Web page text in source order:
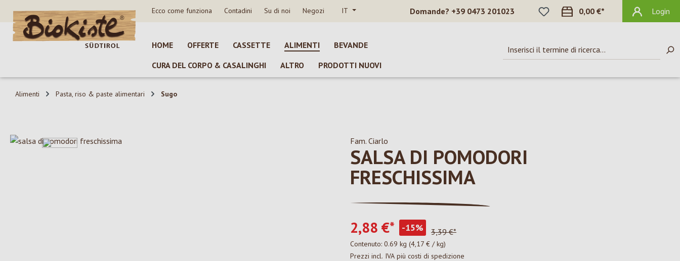
al contenuto principale
Salta alla ricerca
Passa alla navigazione principale Ecco come funziona Contadini Su di noi Negozi IT Domande? +39 0473 201023
HAI 0 ARTICOLI NELLA LISTA DEI
0,00 €* Login
HOME OFFERTE CASSETTE ALIMENTI
BEVANDE
CURA DEL CORPO & CASALINGHI
ALTRO PRODOTTI NUOVI
Alimenti Pasta, riso & paste alimentari Sugo
Salta la galleria di immagini Fam. Ciarlo
SALSA DI POMODORI
FRESCHISSIMA
2,88 €* -15% 3,39 €*
Contenuto: 0.69 kg (4,17 € / kg)
Prezzi incl. IVA più costi di spedizione